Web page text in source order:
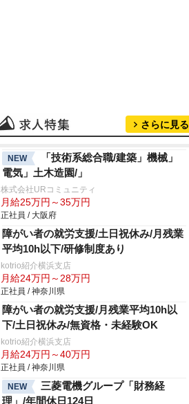
さらに見る
NEW
「技術系総合職/建築」機械」
電気」土木造園/」
株式会社URコミュニティ
月給25万円～35万円
正社員 / 大阪府
障がい者の就労支援/土日祝休み/月残業
平均10h以下/研修制度あり
kotrio紹介横浜支店
月給24万円～28万円
正社員 / 神奈川県
障がい者の就労支援/月残業平均10h以
下/土日祝休み/無資格・未経験OK
kotrio紹介横浜支店
月給24万円～40万円
正社員 / 神奈川県
NEW
三菱電機グループ「財務経
理」/年間休日124日